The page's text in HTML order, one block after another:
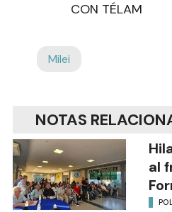
CON TÉLAM
Milei
NOTAS
al